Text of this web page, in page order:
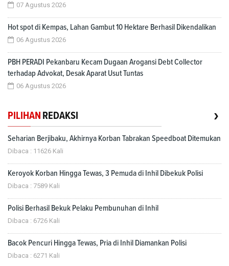
07 Agustus 2026
Hot spot di Kempas, Lahan Gambut 10 Hektare Berhasil Dikendalikan
06 Agustus 2026
PBH PERADI Pekanbaru Kecam Dugaan Arogansi Debt Collector
terhadap Advokat, Desak Aparat Usut Tuntas
06 Agustus 2026
PILIHAN REDAKSI ›
Seharian Berjibaku, Akhirnya Korban Tabrakan Speedboat Ditemukan
Dibaca : 11626 Kali
Keroyok Korban Hingga Tewas, 3 Pemuda di Inhil Dibekuk Polisi
Dibaca : 7589 Kali
Polisi Berhasil Bekuk Pelaku Pembunuhan di Inhil
Dibaca : 6726 Kali
Bacok Pencuri Hingga Tewas, Pria di Inhil Diamankan Polisi
Dibaca : 6271 Kali